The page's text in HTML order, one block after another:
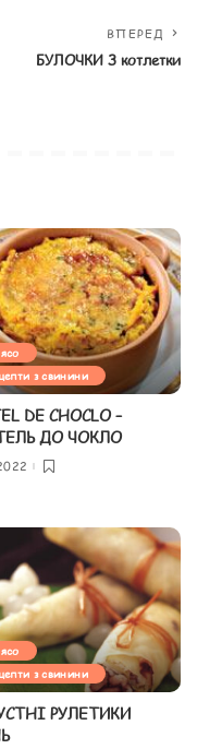
ВПЕРЕД
БУЛОЧКИ З котлетки
з свинини
DE CHOCLO –
ДО ЧОКЛО
з свинини
РУЛЕТИКИ